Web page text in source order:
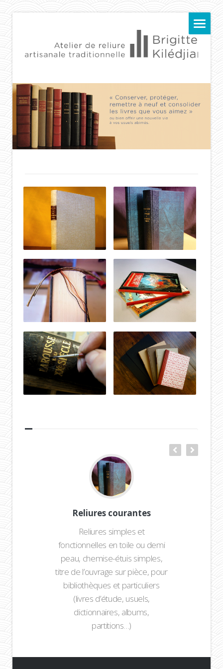
Reliures courantes
Reliures simples et
fonctionnelles en toile ou demi
peau, chemise-étuis simples,
titre de l’ouvrage sur pièce, pour
bibliothèques et particuliers
(livres d’étude, usuels,
dictionnaires, albums,
partitions…)